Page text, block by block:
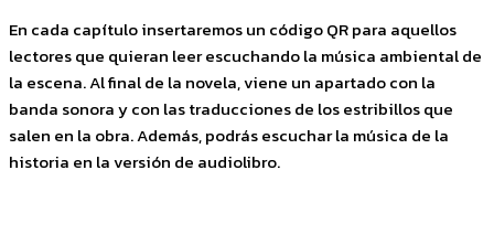
En cada capítulo insertaremos un código QR para aquellos
lectores que quieran leer escuchando la música ambiental de
la escena. Al final de la novela, viene un apartado con la
banda sonora y con las traducciones de los estribillos que
salen en la obra. Además, podrás escuchar la música de la
historia en la versión de audiolibro.